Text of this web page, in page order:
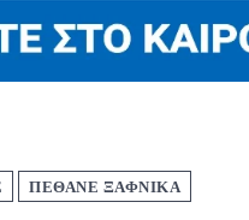
ΠΕΘΑΝΕ ΞΑΦΝΙΚΑ